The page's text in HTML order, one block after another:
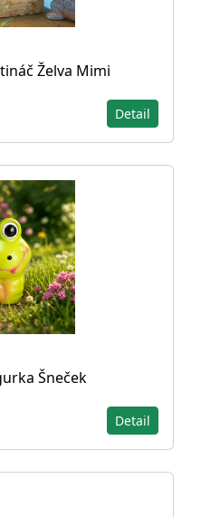
Želva Mimi
Detail
Šneček
Detail